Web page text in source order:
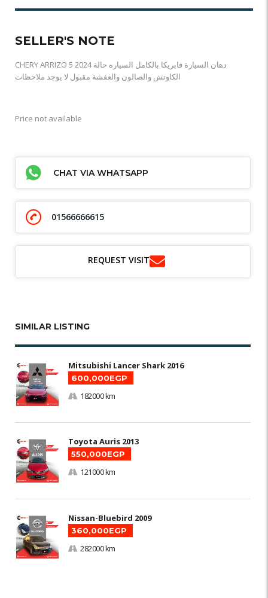
SELLER'S NOTE
CHERY ARRIZO 5 2024 دهان السيارة فابريكا بالكامل السياره حالة
الكاوتش والصالون والعفشة مقبول لا يوجد ملاحظات
Price not available
CHAT VIA WHATSAPP
01566666615
REQUEST VISIT
SIMILAR LISTING
Mitsubishi Lancer Shark 2016
600,000EGP
182000 km
Toyota Auris 2013
550,000EGP
121000 km
Nissan-Bluebird 2009
360,000EGP
282000 km